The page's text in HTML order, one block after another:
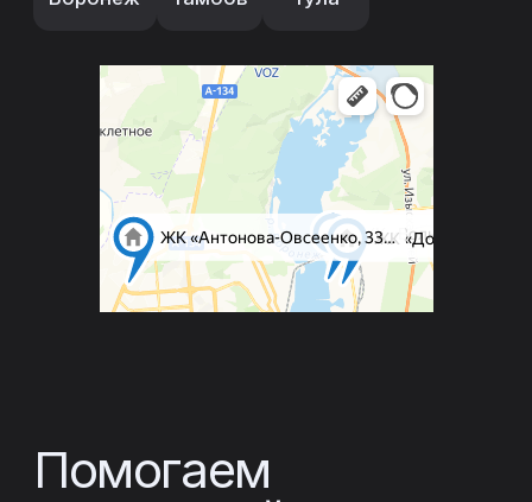
Место для вашего бизнеса
Добавить
бизнес
Уже более 18 лет реализуем
проекты любой сложности —
от коттеджей до промышленных
объектов в регионе и по всей
Узнать подробнее